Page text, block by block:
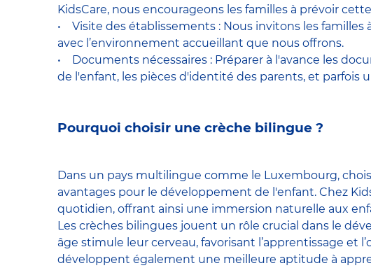
KidsCare, nous encourageons les familles à prévoir
• Visite des établissements : Nous invitons les
avec l’environnement accueillant que nous offrons.
• Documents nécessaires : Préparer à l'avance les
de l'enfant, les pièces d'identité des parents, et parfois
Pourquoi choisir une crèche bilingue ?
Dans un pays multilingue comme le Luxembourg,
avantages pour le développement de l'enfant. Chez
quotidien, offrant ainsi une immersion naturelle aux
Les crèches bilingues jouent un rôle crucial dans le
âge stimule leur cerveau, favorisant l’apprentissage
développent également une meilleure aptitude à